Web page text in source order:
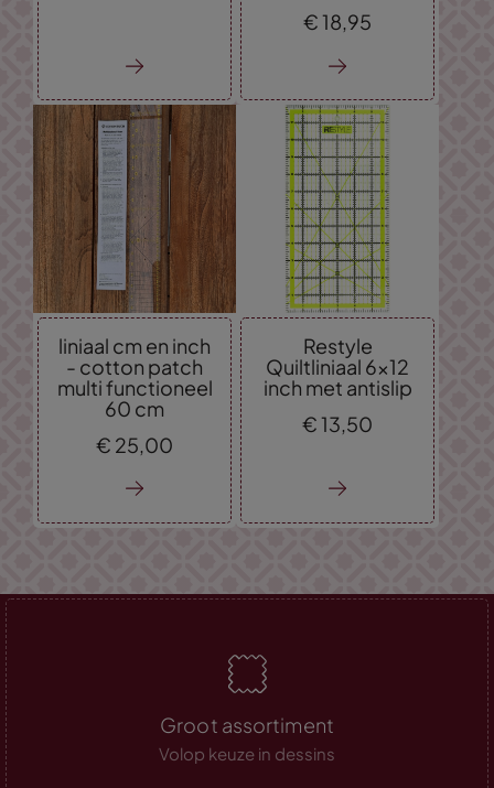
€18,95
liniaal cm en inch
- cotton patch
multi functioneel
60 cm
€ 25, 00
Restyle
Quiltliniaal 6x12
inch met antislip
€13, 50
Groot assortiment
Volop keuze in dessins